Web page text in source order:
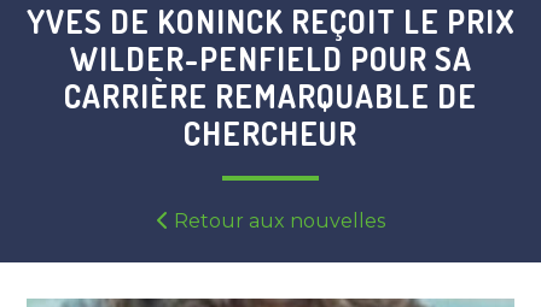
YVES DE KONINCK REÇOIT LE PRIX
WILDER-PENFIELD POUR SA
CARRIÈRE REMARQUABLE DE
CHERCHEUR
Retour aux nouvelles